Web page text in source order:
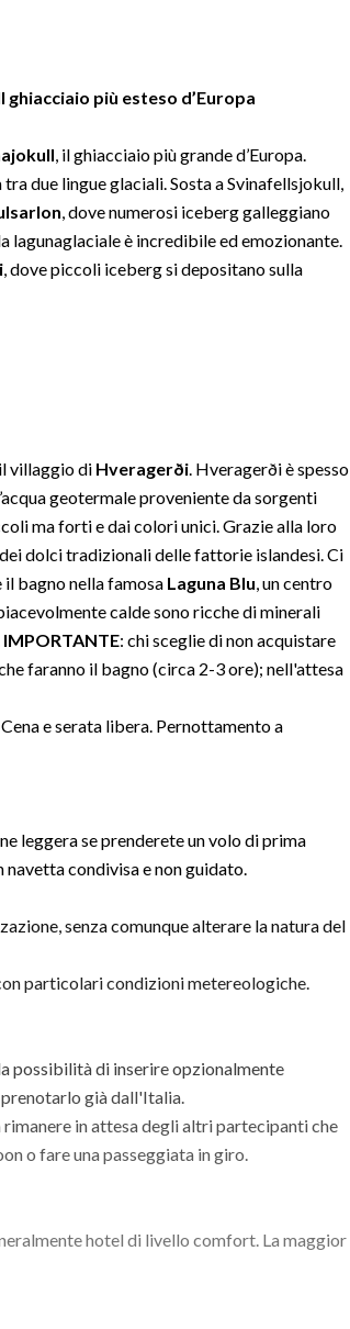
ghiacciaio più esteso d’Europa
, il ghiacciaio più grande d’Europa.
due lingue glaciali. Sosta a Svinafellsjokull,
, dove numerosi iceberg galleggiano
lagunaglaciale è incredibile ed emozionante.
, dove piccoli iceberg si depositano sulla
villaggio di Hveragerði. Hveragerði è spesso
geotermale proveniente da sorgenti
ma forti e dai colori unici. Grazie alla loro
dolci tradizionali delle fattorie islandesi. Ci
bagno nella famosa Laguna Blu, un centro
calde sono ricche di minerali
IMPORTANTE: chi sceglie di non acquistare
faranno il bagno (circa 2-3 ore); nell'attesa
e serata libera. Pernottamento a
leggera se prenderete un volo di prima
condivisa e non guidato.
senza comunque alterare la natura del
particolari condizioni metereologiche.
possibilità di inserire opzionalmente
prenotarlo già dall'Italia.
in attesa degli altri partecipanti che
o fare una passeggiata in giro.
hotel di livello comfort. La maggior